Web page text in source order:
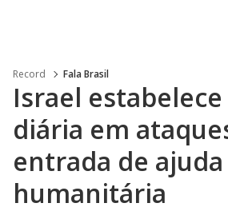
Record Fala Brasil
Israel estabelece
diária em
entrada de ajuda
humanitária